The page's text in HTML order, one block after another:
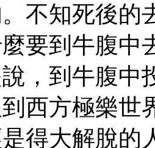
不知死後的
要到牛腹中
，到牛腹中
西方極樂世
得大解脫的